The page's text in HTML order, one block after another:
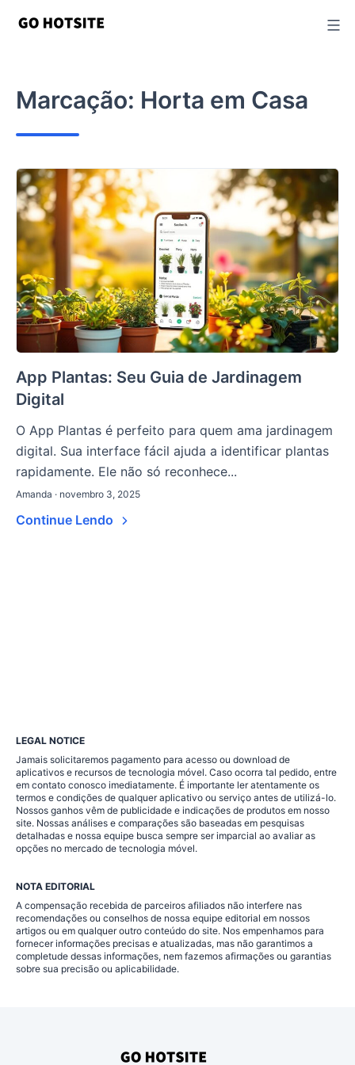
Marcação: Horta em Casa
App Plantas: Seu Guia de Jardinagem
Digital
O App Plantas é perfeito para quem ama jardinagem
digital. Sua interface fácil ajuda a identificar plantas
rapidamente. Ele não só reconhece...
Amanda · novembro 3, 2025
Continue Lendo
LEGAL NOTICE
Jamais solicitaremos pagamento para acesso ou download de
aplicativos e recursos de tecnologia móvel. Caso ocorra tal pedido, entre
em contato conosco imediatamente. É importante ler atentamente os
termos e condições de qualquer aplicativo ou serviço antes de utilizá-lo.
Nossos ganhos vêm de publicidade e indicações de produtos em nosso
site. Nossas análises e comparações são baseadas em pesquisas
detalhadas e nossa equipe busca sempre ser imparcial ao avaliar as
opções no mercado de tecnologia móvel.
NOTA EDITORIAL
A compensação recebida de parceiros afiliados não interfere nas
recomendações ou conselhos de nossa equipe editorial em nossos
artigos ou em qualquer outro conteúdo do site. Nos empenhamos para
fornecer informações precisas e atualizadas, mas não garantimos a
completude dessas informações, nem fazemos afirmações ou garantias
sobre sua precisão ou aplicabilidade.